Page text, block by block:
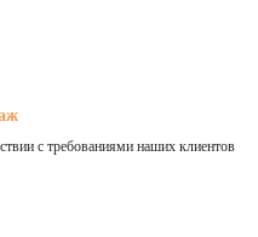
с требованиями наших клиентов